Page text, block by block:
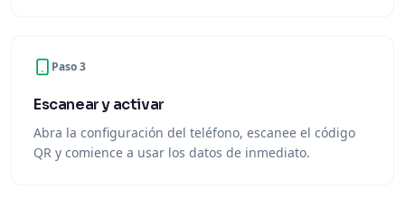
Paso 3
Escanear y activar
Abra la configuración del teléfono, escanee el código
QR y comience a usar los datos de inmediato.